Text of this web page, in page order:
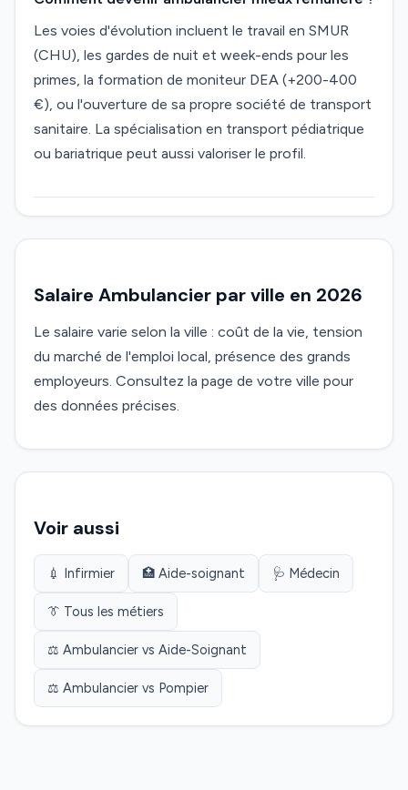
Les voies d'évolution incluent le travail en SMUR
(CHU), les gardes de nuit et week-ends pour les
primes, la formation de moniteur DEA (+200-400
€), ou l'ouverture de sa propre société de transport
sanitaire. La spécialisation en transport pédiatrique
ou bariatrique peut aussi valoriser le profil.
Salaire Ambulancier par ville en 2026
Le salaire varie selon la ville : coût de la vie, tension
du marché de l'emploi local, présence des grands
employeurs. Consultez la page de votre ville pour
des données précises.
Voir aussi
💉 Infirmier 🏥 Aide-soignant 🩺 Médecin
👔 Tous les métiers
⚖️ Ambulancier vs Aide-Soignant
⚖️ Ambulancier vs Pompier